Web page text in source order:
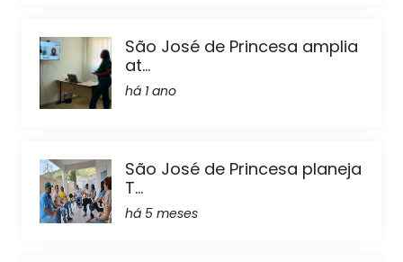
São José de Princesa amplia
at...
há 1 ano
São José de Princesa planeja
T...
há 5 meses